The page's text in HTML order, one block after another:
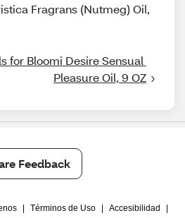
Fragrans (Nutmeg) Oil,
for Bloomi Desire Sensual
Pleasure Oil, 9 OZ
Feedback
Términos de Uso Accesibilidad